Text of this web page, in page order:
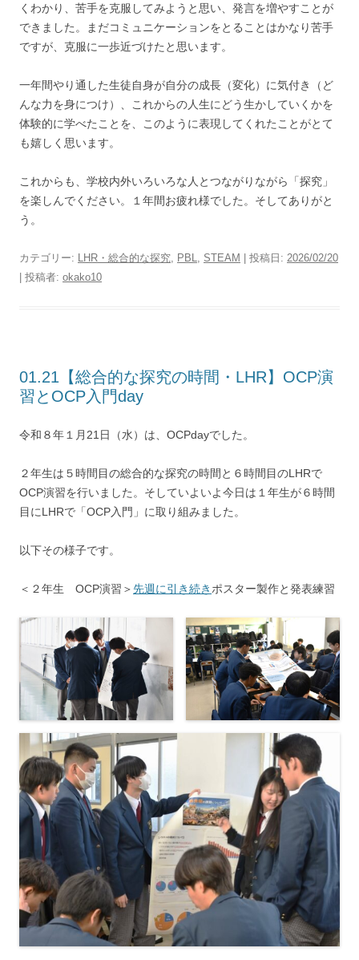
くわかり、苦手を克服してみようと思い、発言を増やすことが
できました。まだコミュニケーションをとることはかなり苦手
ですが、克服に一歩近づけたと思います。
一年間やり通した生徒自身が自分の成長（変化）に気付き（ど
んな力を身につけ）、これからの人生にどう生かしていくかを
体験的に学べたことを、このように表現してくれたことがとて
も嬉しく思います。
これからも、学校内外いろいろな人とつながりながら「探究」
を楽しんでください。１年間お疲れ様でした。そしてありがと
う。
カテゴリー: LHR・総合的な探究 PBL STEAM | 投稿日: 2026/02/20
| 投稿者: okako10
01.21【総合的な探究の時間・LHR】OCP演
習とOCP入門day
令和８年１月21日（水）は、OCPdayでした。
２年生は５時間目の総合的な探究の時間と６時間目のLHRで
OCP演習を行いました。そしていよいよ今日は１年生が６時間
目にLHRで「OCP入門」に取り組みました。
以下その様子です。
＜２年生 OCP演習＞先週に引き続き ポスター製作と発表練習